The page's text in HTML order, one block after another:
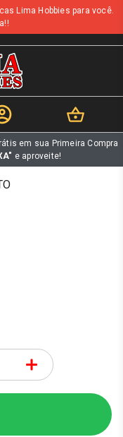
Lima Hobbies para você.
em sua Primeira Compra
e aproveite!
+